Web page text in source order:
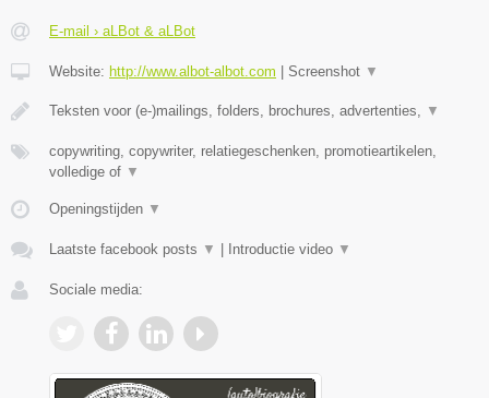
E-mail › aLBot & aLBot
Website: http://www.albot-albot.com Screenshot ▼
Teksten voor (e-)mailings, folders, brochures, advertenties, ▼
copywriting, copywriter, relatiegeschenken, promotieartikelen,
volledige of ▼
Openingstijden ▼
Laatste facebook posts ▼ Introductie video ▼
Sociale media: